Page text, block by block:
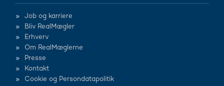
Job og karriere
Bliv RealMægler
Erhverv
Om RealMæglerne
Presse
Kontakt
Cookie og Persondatapolitik